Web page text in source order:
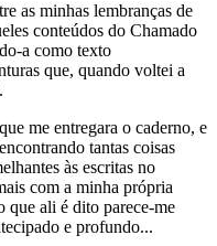
as minhas lembranças de
conteúdos do Chamado
a como texto
que, quando voltei a
me entregara o caderno, e
tantas coisas
às escritas no
com a minha própria
que ali é dito parece-me
e profundo...